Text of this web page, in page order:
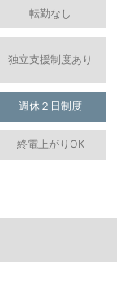
転勤なし
独立支援制度あり
週休２日制度
終電上がりOK